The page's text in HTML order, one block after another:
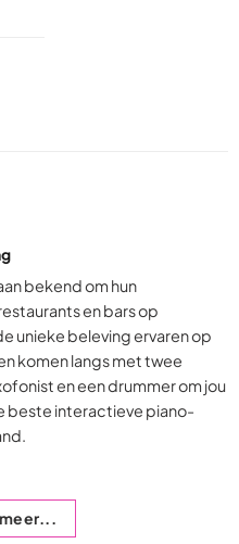
bekend om hun
en bars op
unieke beleving ervaren op
komen langs met twee
en een drummer om jou
beste interactieve piano-